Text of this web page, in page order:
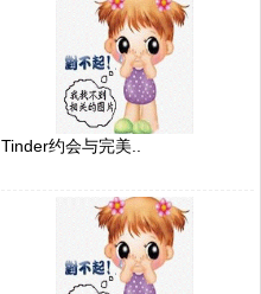
Tinder约会与完美..